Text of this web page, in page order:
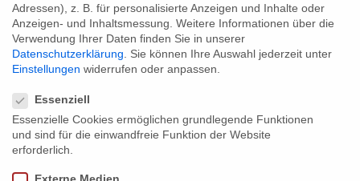
Postproduktion und Sendetermin für
„Im Bann der Jahreszeiten“
Nach mehr als drei Jahren Produktionszeit befindet sich unser
Projekt „Im Bann der Jahreszeiten“ jetzt auf der Zielgeraden.
Adressen), z. B. für personalisierte Anzeigen und Inhalte oder
Anzeigen- und Inhaltsmessung. Weitere Informationen über die
Verwendung Ihrer Daten finden Sie in unserer
Datenschutzerklärung
Sie können Ihre Auswahl jederzeit unter
Einstellungen widerrufen oder anpassen.
Essenziell
Essenzielle Cookies ermöglichen grundlegende Funktionen
und sind für die einwandfreie Funktion der Website
erforderlich.